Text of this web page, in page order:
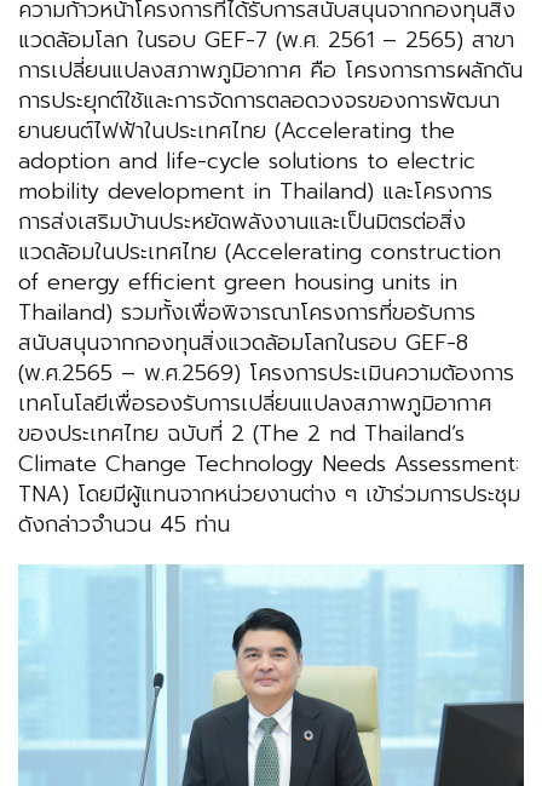
ความก้าวหน้าโครงการที่ได้รับการสนับสนุนจากกองทุนสิ่ง
แวดล้อมโลก ในรอบ GEF-7 (พ.ศ. 2561 – 2565) สาขา
การเปลี่ยนแปลงสภาพภูมิอากาศ คือ โครงการการผลักดัน
การประยุกต์ใช้และการจัดการตลอดวงจรของการพัฒนา
ยานยนต์ไฟฟ้าในประเทศไทย (Accelerating the
adoption and life-cycle solutions to electric
mobility development in Thailand) และโครงการ
การส่งเสริมบ้านประหยัดพลังงานและเป็นมิตรต่อสิ่ง
แวดล้อมในประเทศไทย (Accelerating construction
of energy efficient green housing units in
Thailand) รวมทั้งเพื่อพิจารณาโครงการที่ขอรับการ
สนับสนุนจากกองทุนสิ่งแวดล้อมโลกในรอบ GEF-8
(พ.ศ.2565 – พ.ศ.2569) โครงการประเมินความต้องการ
เทคโนโลยีเพื่อรองรับการเปลี่ยนแปลงสภาพภูมิอากาศ
ของประเทศไทย ฉบับที่ 2 (The 2 nd Thailand’s
Climate Change Technology Needs Assessment:
TNA) โดยมีผู้แทนจากหน่วยงานต่าง ๆ เข้าร่วมการประชุม
ดังกล่าวจำนวน 45 ท่าน